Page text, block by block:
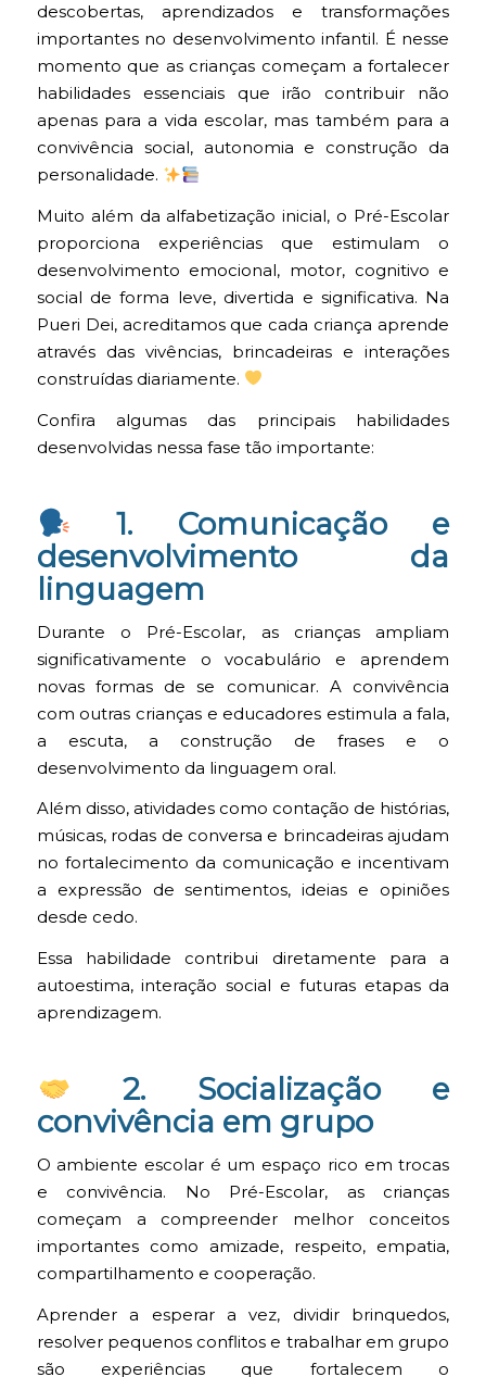
descobertas, aprendizados e transformações
importantes no desenvolvimento infantil. É nesse
momento que as crianças começam a fortalecer
habilidades essenciais que irão contribuir não
apenas para a vida escolar, mas também para a
convivência social, autonomia e construção da
personalidade.
Muito além da alfabetização inicial, o Pré-Escolar
proporciona experiências que estimulam o
desenvolvimento emocional, motor, cognitivo e
social de forma leve, divertida e significativa. Na
Pueri Dei, acreditamos que cada criança aprende
através das vivências, brincadeiras e interações
construídas diariamente.
Confira algumas das principais habilidades
desenvolvidas nessa fase tão importante:
1. Comunicação e
desenvolvimento da
linguagem
Durante o Pré-Escolar, as crianças ampliam
significativamente o vocabulário e aprendem
novas formas de se comunicar. A convivência
com outras crianças e educadores estimula a fala,
a escuta, a construção de frases e o
desenvolvimento da linguagem oral.
Além disso, atividades como contação de histórias,
músicas, rodas de conversa e brincadeiras ajudam
no fortalecimento da comunicação e incentivam
a expressão de sentimentos, ideias e opiniões
desde cedo.
Essa habilidade contribui diretamente para a
autoestima, interação social e futuras etapas da
aprendizagem.
2. Socialização e
convivência em grupo
O ambiente escolar é um espaço rico em trocas
e convivência. No Pré-Escolar, as crianças
começam a compreender melhor conceitos
importantes como amizade, respeito, empatia,
compartilhamento e cooperação.
Aprender a esperar a vez, dividir brinquedos,
resolver pequenos conflitos e trabalhar em grupo
são experiências que fortalecem o